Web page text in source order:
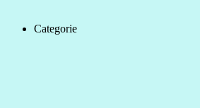
Categorie